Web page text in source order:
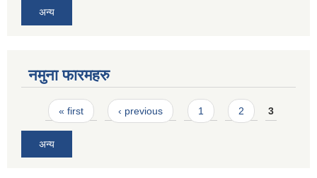
अन्य
नमुना फारमहरु
Pages
« first ‹ previous 1 2 3
अन्य